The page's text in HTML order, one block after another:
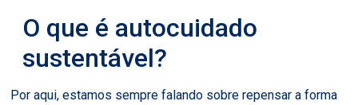
O que é autocuidado
sustentável?
Por aqui, estamos sempre falando sobre repensar a forma